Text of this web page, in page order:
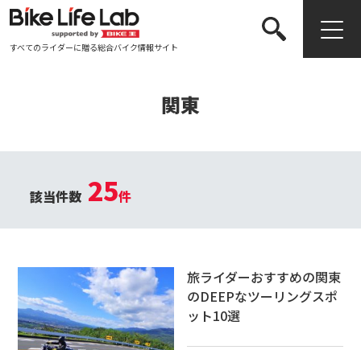
すべてのライダーに贈る総合バイク情報サイト
関東
該当件数 25件
旅ライダーおすすめの関東
のDEEPなツーリングスポ
ット10選